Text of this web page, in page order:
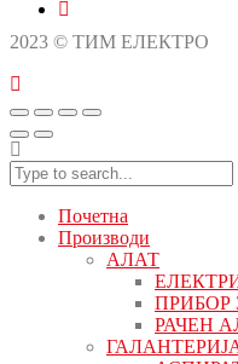
2023 © ТИМ ЕЛЕКТРО
Почетна
Производи
АЛАТ
ПРИБОР
РАЧЕН